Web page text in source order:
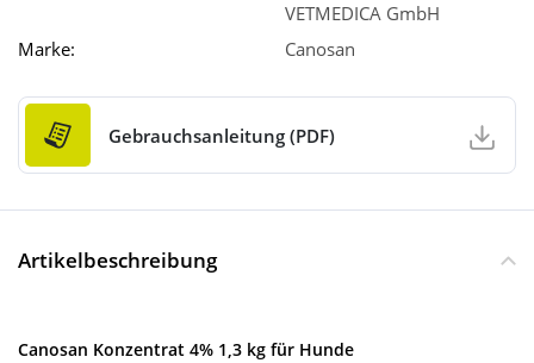
VETMEDICA GmbH
Marke:
Canosan
Gebrauchsanleitung (PDF)
Artikelbeschreibung
Canosan Konzentrat 4% 1,3 kg für Hunde